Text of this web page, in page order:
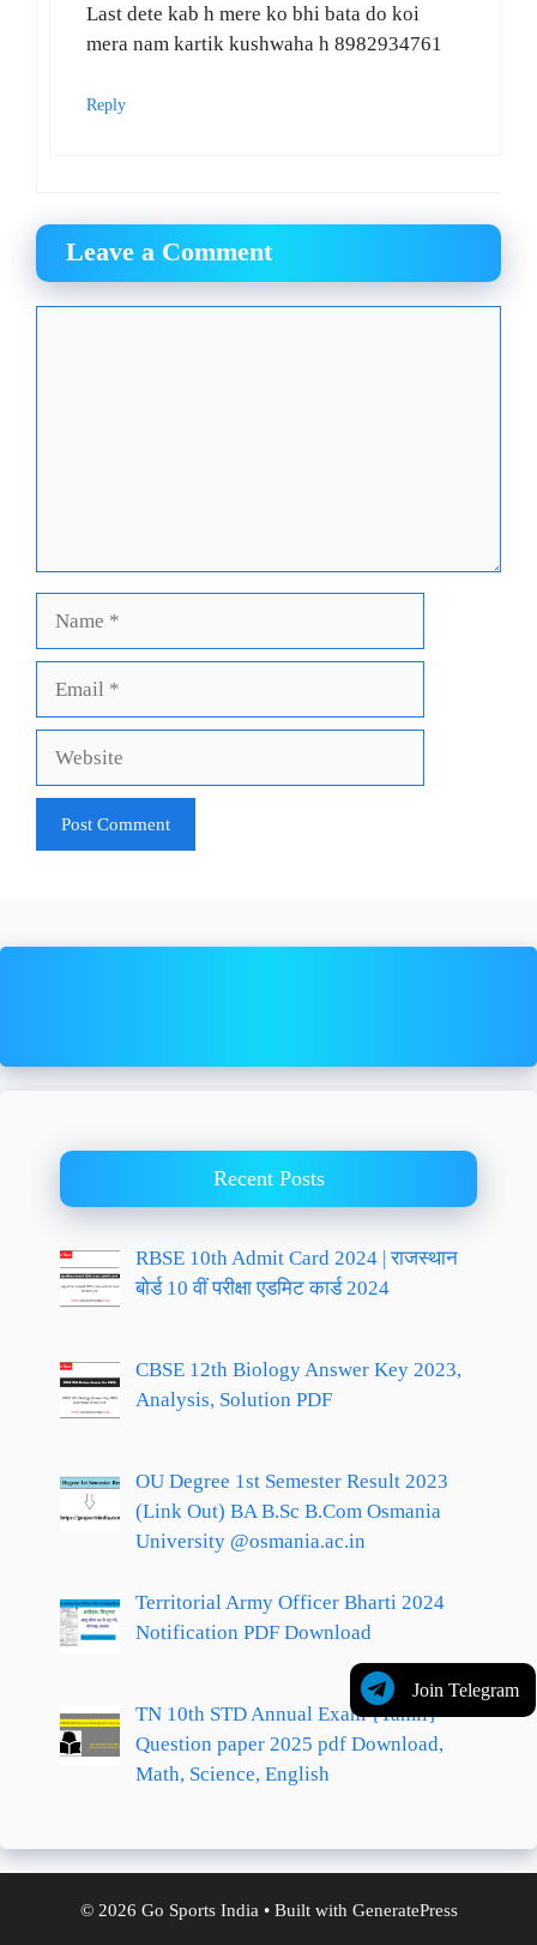
Last dete kab h mere ko bhi bata do koi
mera nam kartik kushwaha h 8982934761
Reply
Leave a Comment
Join Telegram
Recent Posts
RBSE 10th Admit Card 2024 | राजस्थान
बोर्ड 10 वीं परीक्षा एडमिट कार्ड 2024
CBSE 12th Biology Answer Key 2023,
Analysis, Solution PDF
OU Degree 1st Semester Result 2023
(Link Out) BA B.Sc B.Com Osmania
University @osmania.ac.in
Territorial Army Officer Bharti 2024
Notification PDF Download
TN 10th STD Annual Exam {Tamil}
Question paper 2025 pdf Download,
Math, Science, English
© 2026 Go Sports India• Built with GeneratePress